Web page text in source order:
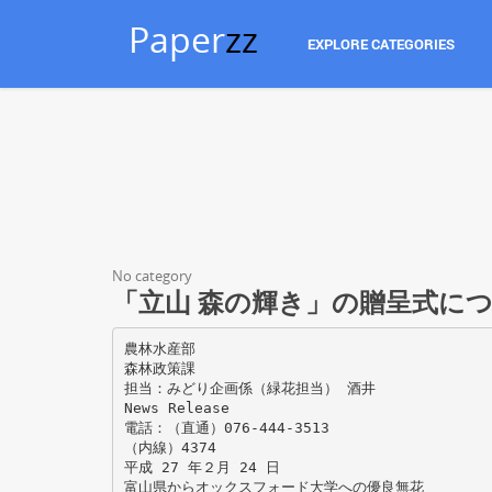
Paperzz EXPLORE CATEGORIES
No category
「立山 森の輝き」の贈呈式に
農林水産部
森林政策課
担当：みどり企画係（緑花担当） 酒井
News Release
電話：（直通）076-444-3513
（内線）4374
平成 27 年２月 24 日
富山県からオックスフォード大学への優良無花